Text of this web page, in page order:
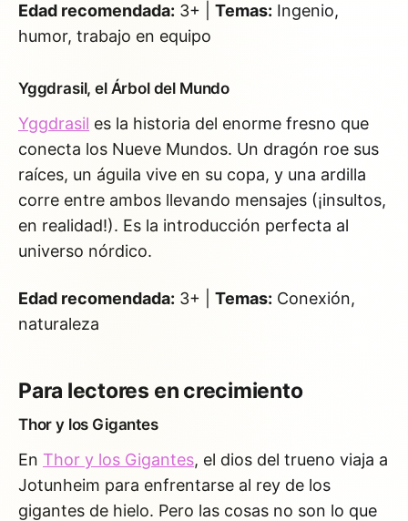
Edad recomendada: 3+ | Temas: Ingenio,
humor, trabajo en equipo
Yggdrasil, el Árbol del Mundo
Yggdrasil es la historia del enorme fresno que
conecta los Nueve Mundos. Un dragón roe sus
raíces, un águila vive en su copa, y una ardilla
corre entre ambos llevando mensajes (¡insultos,
en realidad!). Es la introducción perfecta al
universo nórdico.
Edad recomendada: 3+ | Temas: Conexión,
naturaleza
Para lectores en crecimiento
Thor y los Gigantes
En Thor y los Gigantes, el dios del trueno viaja a
Jotunheim para enfrentarse al rey de los
gigantes de hielo. Pero las cosas no son lo que